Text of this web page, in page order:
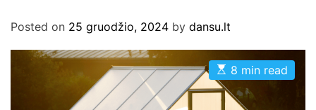
Posted on 25 gruodžio, 2024 by dansu.lt
E
s
t
8 min read